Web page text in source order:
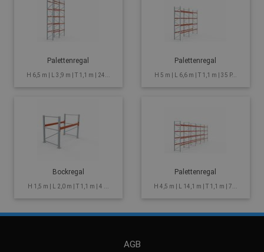
Palettenregal
H 6,5 m | L 3,9 m | T 1,1 m | 24...
Palettenregal
H 5 m | L 6,6 m | T 1,1 m | 35 P...
Bockregal
H 1,5 m | L 2,0 m | T 1,1 m | 4 ...
Palettenregal
H 4,5 m | L 14,1 m | T 1,1 m | 7...
AGB